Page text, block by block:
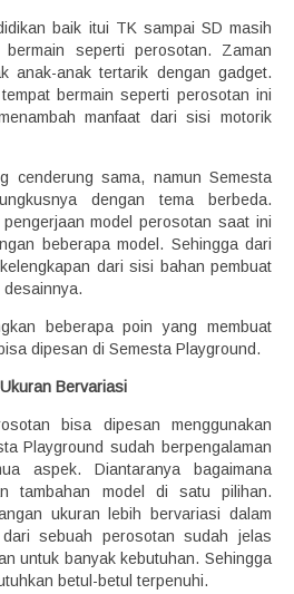
baik itui TK sampai SD masih
bermain seperti perosotan. Zaman
anak-anak tertarik dengan gadget.
bermain seperti perosotan ini
manfaat dari sisi motorik
cenderung sama, namun Semesta
dengan tema berbeda.
model perosotan saat ini
beberapa model. Sehingga dari
dari sisi bahan pembuat
beberapa poin yang membuat
dipesan di Semesta Playground.
Bervariasi
bisa dipesan menggunakan
Playground sudah berpengalaman
aspek. Diantaranya bagaimana
tambahan model di satu pilihan.
ukuran lebih bervariasi dalam
sebuah perosotan sudah jelas
untuk banyak kebutuhan. Sehingga
betul-betul terpenuhi.